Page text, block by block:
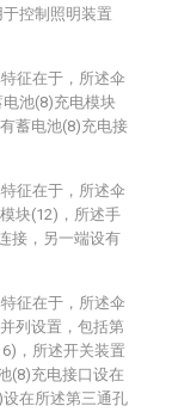
控制照明装置
征在于，所述伞
池(8)充电模块
蓄电池(8)充电接
征在于，所述伞
块(12)，所述手
接，另一端设有
征在于，所述伞
列设置，包括第
，所述开关装置
(8)充电接口设在
在所述第三通孔